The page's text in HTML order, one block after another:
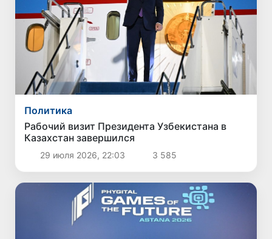
Политика
Рабочий визит Президента Узбекистана в
Казахстан завершился
29 июля 2026, 22:03 3 585